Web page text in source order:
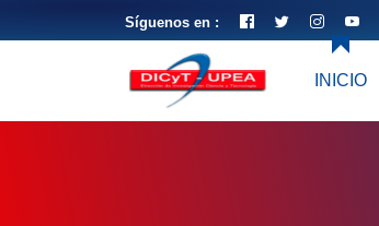
Síguenos en :
INICIO